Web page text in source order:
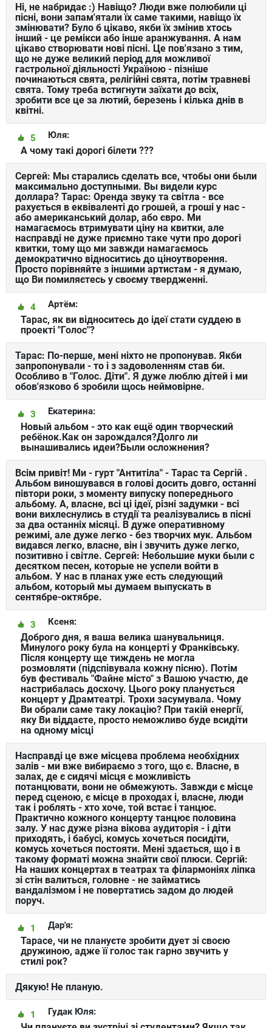
Ні, не набридає :) Навіщо? Люди вже полюбили ці
пісні, вони запам'ятали їх саме такими, навіщо їх
змінювати? Було б цікаво, якби їх змінив хтось
інший - це ремікси або інше аранжування. А нам
цікаво створювати нові пісні. Це пов'язано з тим,
що не дуже великий період для можливої
гастрольної діяльності Україною - пізніше
починаються свята, релігійні свята, потім травневі
свята. Тому треба встигнути заїхати до всіх,
зробити все це за лютий, березень і кілька днів в
квітні.
Юля:
5
А чому такі дорогі білети ???
Сергей: Мы старались сделать все, чтобы они были
максимально доступными. Вы видели курс
доллара? Тарас: Оренда звуку та світла - все
рахується в еквіваленті до грошей, а гроші у нас -
або американський долар, або євро. Ми
намагаємось втримувати ціну на квитки, але
насправді не дуже приємно таке чути про дорогі
квитки, тому що ми завжди намагаємось
демократично відноситись до ціноутворення.
Просто порівняйте з іншими артистам - я думаю,
що Ви помиляєтесь у своєму твердженні.
Артём:
4
Тарас, як ви відноситесь до ідеї стати суддею в
проекті "Голос"?
Тарас: По-перше, мені ніхто не пропонував. Якби
запропонували - то і з задоволенням став би.
Особливо в "Голос. Діти". Я дуже люблю дітей і ми
обов'язково б зробили щось неймовірне.
Екатерина:
3
Новый альбом - это как ещё один творческий
ребёнок.Как он зарождался?Долго ли
вынашивались идеи?Были осложнения?
Всім привіт! Ми - гурт "Антитіла" - Тарас та Сергій .
Альбом виношувався в голові досить довго, останні
півтори роки, з моменту випуску попереднього
альбому. А, власне, всі ці ідеї, різні задумки - всі
вони вихлеснулись в студії та реалізувались в пісні
за два останніх місяці. В дуже оперативному
режимі, але дуже легко - без творчих мук. Альбом
видався легко, власне, він і звучить дуже легко,
позитивно і світле. Сергей: Небольшие муки были с
десятком песен, которые не успели войти в
альбом. У нас в планах уже есть следующий
альбом, который мы думаем выпускать в
сентябре-октябре.
Ксеня:
3
Доброго дня, я ваша велика шанувальниця.
Минулого року була на концерті у Франківську.
Після концерту ще тиждень не могла
розмовляти (підспівувала кожну пісню). Потім
був фестиваль "Файне місто" з Вашою участю, де
настрибалась досхочу. Цього року планується
концерт у Драмтеатрі. Трохи засумувала. Чому
Ви обрали саме таку локацію? При такій енергії,
яку Ви віддаєте, просто неможливо буде всидіти
на одному місці
Насправді це вже місцева проблема необхідних
залів - ми вже вибираємо з того, що є. Власне, в
залах, де є сидячі місця є можливість
потанцювати, вони не обмежують. Завжди є місце
перед сценою, є місце в проходах і, власне, люди
так і роблять - хто хоче, той встає і танцює.
Практично кожного концерту танцює половина
залу. У нас дуже різна вікова аудиторія - і діти
приходять, і бабусі, комусь хочеться посидіти,
комусь хочеться постояти. Мені здається, що і в
такому форматі можна знайти свої плюси. Сергій:
На наших концертах в театрах та філармоніях ліпка
зі стін валиться, головне - не займатись
вандалізмом і не повертатись задом до людей
поруч.
Дар'я:
1
Тарасе, чи не плануєте зробити дует зі своєю
дружиною, адже її голос так гарно звучить у
стилі рок?
Дякую! Не планую.
Гудак Юля:
1